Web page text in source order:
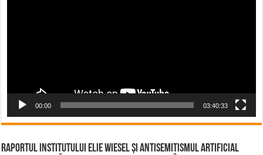
00:00 03:40:33
Raportul Institutului Elie Wiesel și Antisemitismul Artificial